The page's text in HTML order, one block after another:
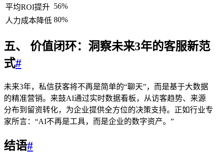
平均ROI提升 56%
人力成本降低 80%
五、 价值闭环：洞察未来3年的客服新范
式#
未来3年，私信获客将不再是简单的“聊天”，而是基于大数据
的精准营销。来鼓AI通过实时数据看板，从访客趋势、来源
分布到留资转化，为企业提供全方位的决策支持。正如行业专
家所言：“AI不再是工具，而是企业的数字资产。”
结语#